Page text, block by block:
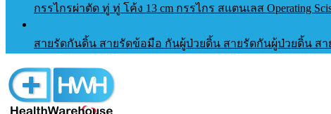
กรรไกรผ่าตัด ทู่ ทู่ โค้ง 13 cm กรรไกร สแตนเลส Operating
สายรัดกันดิ้น สายรัดข้อมือ กันผู้ป่วยดิ้น สายรัดกันผู้ป่วยดิ้น สายรั